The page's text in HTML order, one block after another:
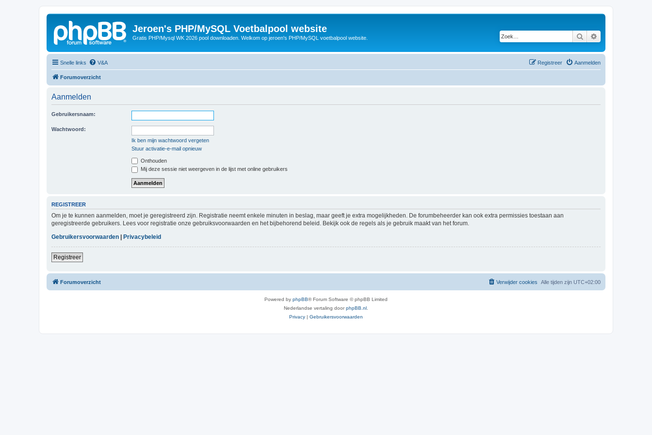
Jeroen's PHP/MySQL Voetbalpool website
Gratis PHP/Mysql WK 2026 pool downloaden. Welkom op jeroen's PHP/MySQL voetbalpool website. Zoek
Snelle links V&A Aanmelden
Registreer
Forumoverzicht
Aanmelden
Gebruikersnaam:
Wachtwoord:
Ik ben mijn wachtwoord vergeten
Stuur activatie-e-mail opnieuw
Onthouden
Mij deze sessie niet weergeven in de lijst met online gebruikers
REGISTREER
Om je te kunnen aanmelden, moet je geregistreerd zijn. Registratie neemt enkele minuten in beslag, maar geeft je extra mogelijkheden. De forumbeheerder kan ook extra permissies toestaan aan
geregistreerde gebruikers. Lees voor registratie onze gebruiksvoorwaarden en het bijbehorend beleid. Bekijk ook de regels als je gebruik maakt van het forum.
Gebruikersvoorwaarden
Privacybeleid
Registreer
Forumoverzicht Alle tijden zijn UTC+02:00
Verwijder cookies
Powered by phpBB® Forum Software © phpBB Limited
Nederlandse vertaling doorphpBB.nl.
Privacy | Gebruikersvoorwaarden